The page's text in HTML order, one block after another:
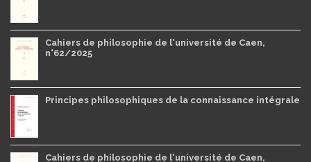
Cahiers de philosophie de l'université de Caen,
n°62/2025
Principes philosophiques de la connaissance intégrale
Cahiers de philosophie de l'université de Caen,